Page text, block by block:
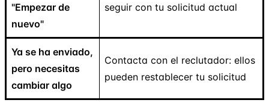
"Empezar de
nuevo"
seguir con tu solicitud actual
Ya se ha enviado,
pero necesitas
cambiar algo
Contacta con el reclutador: ellos
pueden restablecer tu solicitud